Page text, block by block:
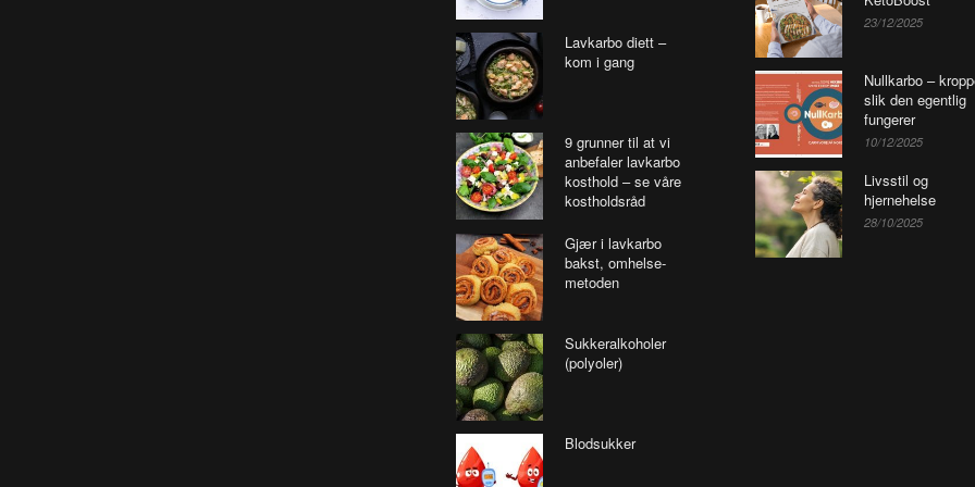
Lavkarbo diett –
kom i gang
9 grunner til at vi
anbefaler lavkarbo
kosthold – se våre
kostholdsråd
Gjær i lavkarbo
bakst, omhelse-
metoden
Sukkeralkoholer
(polyoler)
Blodsukker
23/12/2025
Nullkarbo –
slik den egentlig
fungerer
10/12/2025
Livsstil og
hjernehelse
28/10/2025